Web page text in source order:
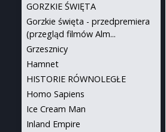
GORZKIE ŚWIĘTA
Gorzkie święta - przedpremiera
(przegląd filmów Alm...
Grzesznicy
Hamnet
HISTORIE RÓWNOLEGŁE
Homo Sapiens
Ice Cream Man
Inland Empire